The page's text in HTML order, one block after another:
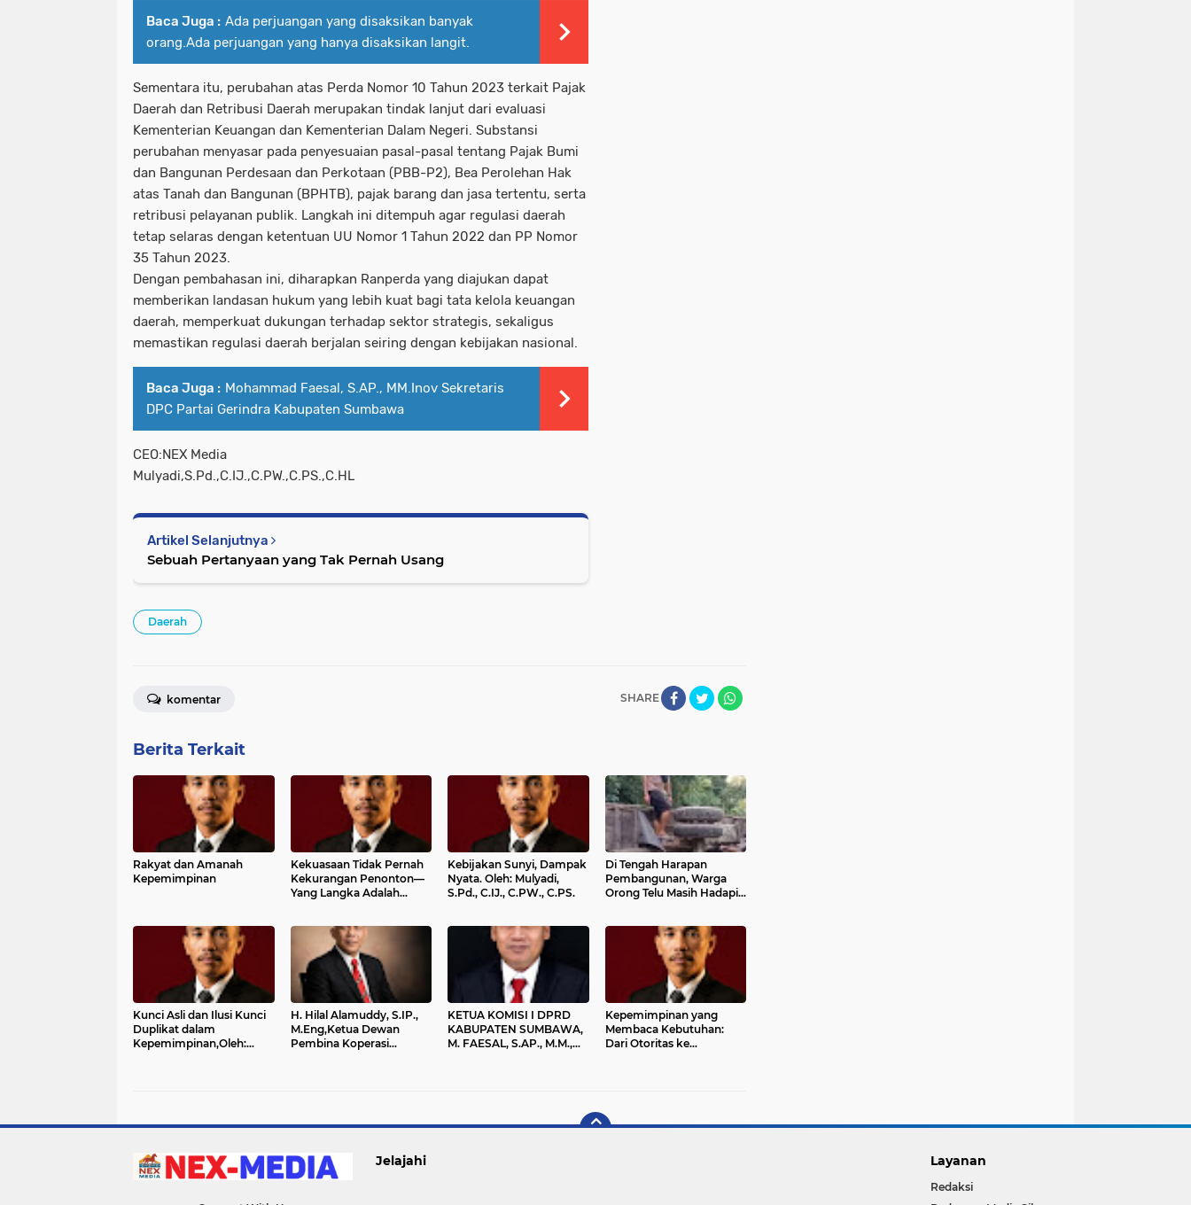
Baca Juga : Ada perjuangan yang disaksikan banyak
orang.Ada perjuangan yang hanya disaksikan langit.
Sementara itu, perubahan atas Perda Nomor 10 Tahun 2023 terkait Pajak
Daerah dan Retribusi Daerah merupakan tindak lanjut dari evaluasi
Kementerian Keuangan dan Kementerian Dalam Negeri. Substansi
perubahan menyasar pada penyesuaian pasal-pasal tentang Pajak Bumi
dan Bangunan Perdesaan dan Perkotaan (PBB-P2), Bea Perolehan Hak
atas Tanah dan Bangunan (BPHTB), pajak barang dan jasa tertentu, serta
retribusi pelayanan publik. Langkah ini ditempuh agar regulasi daerah
tetap selaras dengan ketentuan UU Nomor 1 Tahun 2022 dan PP Nomor
35 Tahun 2023.
Dengan pembahasan ini, diharapkan Ranperda yang diajukan dapat
memberikan landasan hukum yang lebih kuat bagi tata kelola keuangan
daerah, memperkuat dukungan terhadap sektor strategis, sekaligus
memastikan regulasi daerah berjalan seiring dengan kebijakan nasional.
Baca Juga : Mohammad Faesal, S.AP., MM.Inov Sekretaris
DPC Partai Gerindra Kabupaten Sumbawa
CEO:NEX Media
Mulyadi,S.Pd.,C.IJ.,C.PW.,C.PS.,C.HL
Artikel Selanjutnya
Sebuah Pertanyaan yang Tak Pernah Usang
Daerah
SHARE
komentar
Berita Terkait
Rakyat dan Amanah
Kepemimpinan
Kekuasaan Tidak Pernah
Kekurangan Penonton—
Yang Langka Adalah
C.PW., C.PS.
Kebijakan Sunyi, Dampak
Nyata. Oleh: Mulyadi,
S.Pd., C.IJ., C.PW., C.PS.
Di Tengah Harapan
Pembangunan, Warga
Orong Telu Masih Hadapi
Kunci Asli dan Ilusi Kunci
Duplikat dalam
Kepemimpinan,Oleh:
H. Hilal Alamuddy, S.IP.,
M.Eng,Ketua Dewan
Pembina Koperasi
KETUA KOMISI I DPRD
KABUPATEN SUMBAWA,
M. FAESAL, S.AP., M.M.,
Kepemimpinan yang
Membaca Kebutuhan:
Dari Otoritas ke
Jelajahi Layanan
Redaksi